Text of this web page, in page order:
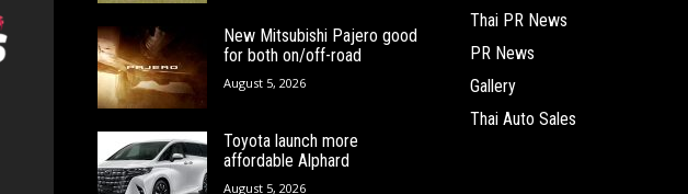
New Mitsubishi Pajero good
for both on/off-road
August 5, 2026
Toyota launch more
affordable Alphard
August 5, 2026
Thai PR News
PR News
Gallery
Thai Auto Sales